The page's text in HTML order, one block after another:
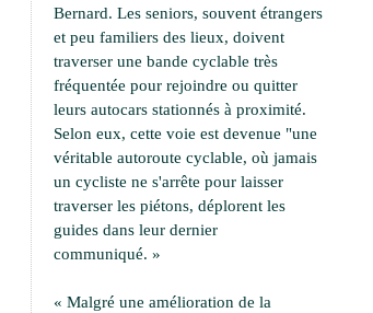
Bernard. Les seniors, souvent étrangers
et peu familiers des lieux, doivent
traverser une bande cyclable très
fréquentée pour rejoindre ou quitter
leurs autocars stationnés à proximité.
Selon eux, cette voie est devenue "une
véritable autoroute cyclable, où jamais
un cycliste ne s'arrête pour laisser
traverser les piétons, déplorent les
guides dans leur dernier
communiqué. »
« Malgré une amélioration de la